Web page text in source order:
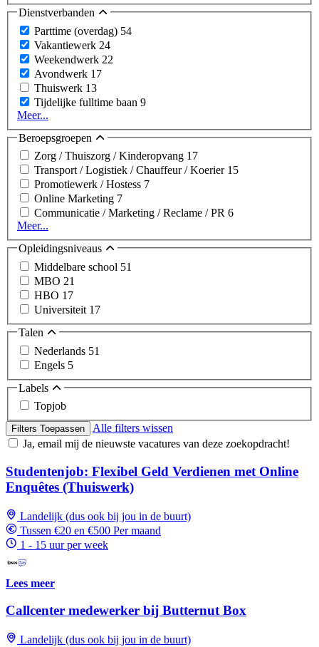
Dienstverbanden
Parttime (overdag) 54
Vakantiewerk 24
Weekendwerk 22
Avondwerk 17
Thuiswerk 13
Tijdelijke fulltime baan 9
Meer...
Beroepsgroepen
Zorg / Thuiszorg / Kinderopvang 17
Transport / Logistiek / Chauffeur / Koerier 15
Promotiewerk / Hostess 7
Online Marketing 7
Communicatie / Marketing / Reclame / PR 6
Meer...
Opleidingsniveaus
Middelbare school 51
MBO 21
HBO 17
Universiteit 17
Talen
Nederlands 51
Engels 5
Labels
Topjob
Filters Toepassen
Alle filters wissen
Ja, email mij de nieuwste vacatures van deze zoekopdracht!
Studentenjob: Flexibel Geld Verdienen met Online
Enquêtes (Thuiswerk)
Landelijk (dus ook bij jou in de buurt)
Tussen €20 en €500 Per maand
1 - 15 uur per week
Lees meer
Callcenter medewerker bij Butternut Box
Landelijk (dus ook bij jou in de buurt)